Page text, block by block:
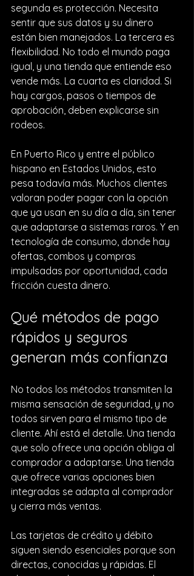
segunda es protección. Necesita
sentir que sus datos y su dinero
están bien manejados. La tercera es
flexibilidad. No todo el mundo paga
igual, y una tienda que entiende eso
vende más. La cuarta es claridad. Si
hay cargos, pasos o tiempos de
aprobación, deben explicarse sin
rodeos.
En Puerto Rico y entre el público
hispano en Estados Unidos, esto
pesa todavía más. Muchos clientes
valoran poder pagar con la opción
que ya usan en su día a día, sin tener
que adaptarse a sistemas raros. Y en
tecnología de consumo, donde hay
ofertas, combos y compras
impulsadas por oportunidad, cada
fricción cuesta dinero.
Qué métodos de pago
rápidos y seguros
generan más confianza
No todos los métodos transmiten la
misma sensación de seguridad, y no
todos sirven para el mismo tipo de
cliente. Ahí está el detalle. Una tienda
que solo ofrece una opción obliga al
comprador a adaptarse. Una tienda
que ofrece varias opciones bien
integradas se adapta al comprador
y cierra más ventas.
Las tarjetas de crédito y débito
siguen siendo esenciales porque son
directas, conocidas y rápidas. El